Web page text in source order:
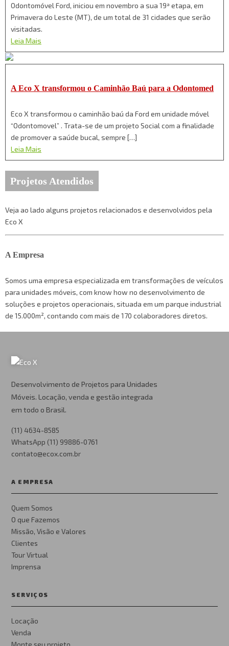
Odontomóvel Ford, iniciou em novembro a sua 19ª etapa, em
Primavera do Leste (MT), de um total de 31 cidades que serão
visitadas.
Leia Mais
A Eco X transformou o Caminhão Baú para a Odontomed
Eco X transformou o caminhão baú da Ford em unidade móvel
“Odontomovel” . Trata-se de um projeto Social com a finalidade
de promover a saúde bucal, sempre […]
Leia Mais
Projetos Atendidos
Veja ao lado alguns projetos relacionados e desenvolvidos pela
Eco X
A Empresa
Somos uma empresa especializada em transformações de veículos
para unidades móveis, com know how no desenvolvimento de
soluções e projetos operacionais, situada em um parque industrial
de 15.000m², contando com mais de 170 colaboradores diretos.
Desenvolvimento de Projetos para Unidades
Móveis. Locação, venda e gestão integrada
em todo o Brasil.
(11) 4634-8585
WhatsApp (11) 99886-0761
contato@ecox.com.br
A EMPRESA
Quem Somos
O que Fazemos
Missão, Visão e Valores
Clientes
Tour Virtual
Imprensa
SERVIÇOS
Locação
Venda
Monte seu projeto